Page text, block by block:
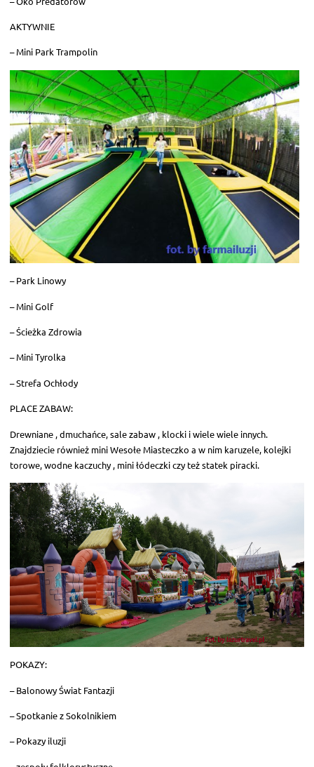
AKTYWNIE
– Mini Park Trampolin
– Park Linowy
– Mini Golf
– Ścieżka Zdrowia
– Mini Tyrolka
– Strefa Ochłody
PLACE ZABAW:
Drewniane , dmuchańce, sale zabaw , klocki i wiele wiele innych.
Znajdziecie również mini Wesołe Miasteczko a w nim karuzele, kolejki
torowe, wodne kaczuchy , mini łódeczki czy też statek piracki.
POKAZY:
– Balonowy Świat Fantazji
– Spotkanie z Sokolnikiem
– Pokazy iluzji